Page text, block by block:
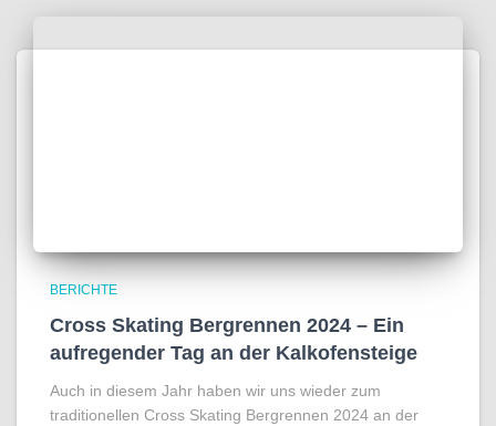
BERICHTE
Cross Skating Bergrennen 2024 – Ein
aufregender Tag an der Kalkofensteige
Auch in diesem Jahr haben wir uns wieder zum
traditionellen Cross Skating Bergrennen 2024 an der